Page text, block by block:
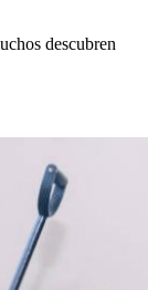
descubren